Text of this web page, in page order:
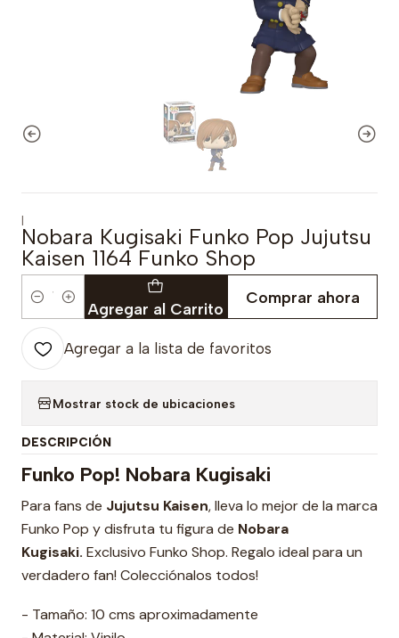
|
Nobara Kugisaki Funko Pop Jujutsu
Kaisen 1164 Funko Shop
Cantidad Agregar al Carrito
Comprar ahora
Agregar a la lista de favoritos
Mostrar stock de ubicaciones
DESCRIPCIÓN
Funko Pop! Nobara Kugisaki
Para fans de Jujutsu Kaisen, lleva lo mejor de la marca
Funko Pop y disfruta tu figura de Nobara
Kugisaki. Exclusivo Funko Shop. Regalo ideal para un
verdadero fan! Colecciónalos todos!
- Tamaño: 10 cms aproximadamente